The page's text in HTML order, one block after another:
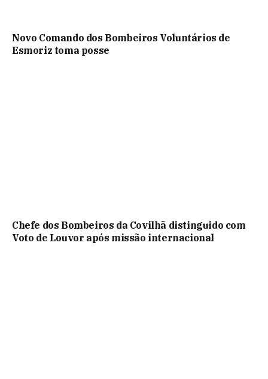
Novo Comando dos Bombeiros Voluntários de
Esmoriz toma posse
Chefe dos Bombeiros da Covilhã distinguido com
Voto de Louvor após missão internacional